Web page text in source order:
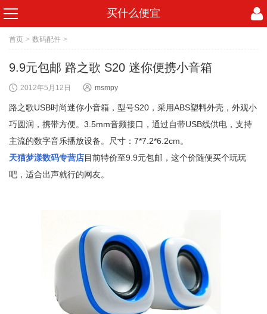
买什么便宜
首页 > 数码配件 >
9.9元包邮 路之歌 S20 迷你便携小音箱
2012年5月12日 msmpy
路之歌USB时尚迷你小音箱，型号S20，采用ABS塑料外壳，外观小
巧圆润，携带方便。3.5mm音频接口，通过自带USB线供电，支持
主流的数字音乐播放设备。尺寸：7*7.2*6.2cm。
天猫梦漾数码专营店目前特价至9.9元包邮，这个价随便买个玩玩
吧，适合出声就行的网友。